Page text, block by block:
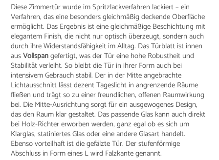
Diese Zimmertür wurde im Spritzlackverfahren lackiert – ein
Verfahren, das eine besonders gleichmäßig deckende Oberfläche
ermöglicht. Das Ergebnis ist eine gleichmäßige Beschichtung mit
elegantem Finish, die nicht nur optisch überzeugt, sondern auch
durch ihre Widerstandsfähigkeit im Alltag. Das Türblatt ist innen
ausVollspangefertigt, was der Tür eine hohe Robustheit und
Stabilität verleiht. So bleibt die Tür in ihrer Form auch bei
intensivem Gebrauch stabil. Der in der Mitte angebrachte
Lichtausschnitt lässt dezent Tageslicht in angrenzende Räume
fließen und trägt so zu einer freundlichen, offenen Raumwirkung
bei. Die Mitte-Ausrichtung sorgt für ein ausgewogenes Design,
das den Raum klar gestaltet. Das passende Glas kann auch direkt
bei Holz-Richter erworben werden, ganz egal ob es sich um
Klarglas, statiniertes Glas oder eine andere Glasart handelt.
Ebenso vorteilhaft ist die gefälzte Tür. Der stufenförmige
Abschluss in Form eines L wird Falzkante genannt.